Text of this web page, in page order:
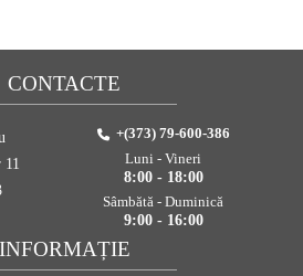
INFORMAȚIE
CONTACTE
11
+(373) 79-600-386
Luni - Vineri
8:00 - 18:00
Sâmbătă - Duminică
9:00 - 16:00